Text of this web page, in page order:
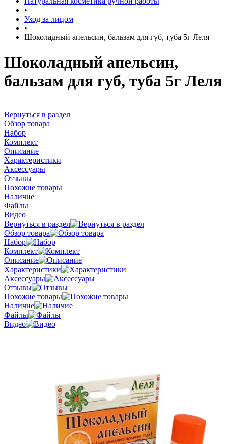
•
Уход за лицом
•
Шоколадный апельсин, бальзам для губ, туба 5г Леля
Шоколадный апельсин,
бальзам для губ, туба 5г Леля
Вернуться в раздел
Обзор товара
Набор
Комплект
Описание
Характеристики
Аксессуары
Отзывы
Похожие товары
Наличие
Файлы
Видео
Вернуться в раздел
Обзор товара
Набор
Комплект
Описание
Характеристики
Аксессуары
Отзывы
Похожие товары
Наличие
Файлы
Видео